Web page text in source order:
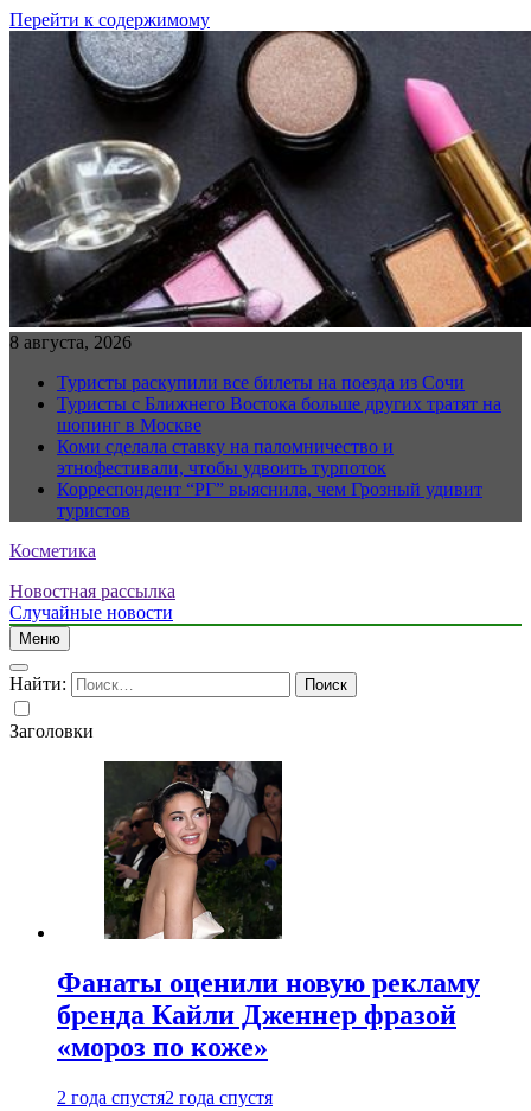
Перейти к содержимому
8 августа, 2026
Туристы раскупили все билеты на поезда из Сочи
Туристы с Ближнего Востока больше других тратят на
шопинг в Москве
Коми сделала ставку на паломничество и
этнофестивали, чтобы удвоить турпоток
Корреспондент “РГ” выяснила, чем Грозный удивит
туристов
Косметика
Новостная рассылка
Случайные новости
Меню
Найти:
Заголовки
Фанаты оценили новую рекламу
бренда Кайли Дженнер фразой
«мороз по коже»
2 года спустя2 года спустя